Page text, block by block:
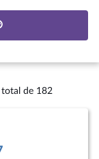
total de 182